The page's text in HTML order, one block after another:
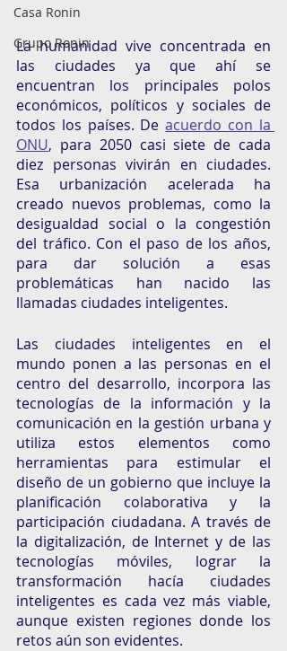
Casa Ronin
Grupo Ronin
La humanidad vive concentrada en
las ciudades ya que ahí se
encuentran los principales polos
económicos, políticos y sociales de
todos los países. De acuerdo con la
ONU, para 2050 casi siete de cada
diez personas vivirán en ciudades.
Esa urbanización acelerada ha
creado nuevos problemas, como la
desigualdad social o la congestión
del tráfico. Con el paso de los años,
para dar solución a esas
problemáticas han nacido las
llamadas ciudades inteligentes.
Las ciudades inteligentes en el
mundo ponen a las personas en el
centro del desarrollo, incorpora las
tecnologías de la información y la
comunicación en la gestión urbana y
utiliza estos elementos como
herramientas para estimular el
diseño de un gobierno que incluye la
planificación colaborativa y la
participación ciudadana. A través de
la digitalización, de Internet y de las
tecnologías móviles, lograr la
transformación hacía ciudades
inteligentes es cada vez más viable,
aunque existen regiones donde los
retos aún son evidentes.